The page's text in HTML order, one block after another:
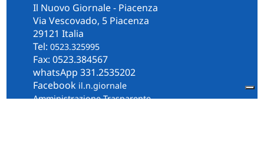
Il Nuovo Giornale - Piacenza
Via Vescovado, 5 Piacenza
29121 Italia
Tel: 0523.325995
Fax: 0523.384567
whatsApp 331.2535202
Facebook il.n.giornale
Amministrazione Trasparente